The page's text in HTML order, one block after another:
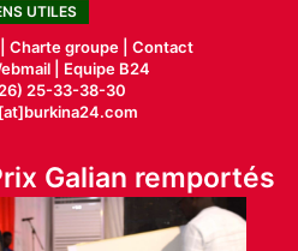
UTILES
Charte groupe | Contact
|
Equipe B24
25-33-38-30
Galian remportés